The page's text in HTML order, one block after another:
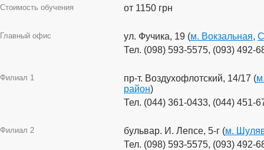
Стоимость обучения от 1150 грн
Главный офис ул. Фучика, 19 (м. Вокзальная,
Тел. (098) 593-5575, (093) 492-
Филиал 1 пр-т. Воздухофлотский, 14/17 (
район)
Тел. (044) 361-0433, (044) 451-
Филиал 2 бульвар. И. Лепсе, 5-г (м.
Тел. (098) 593-5575, (093) 492-